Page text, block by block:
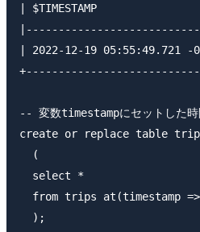
| $TIMESTAMP
| 2022-12-19 05:55:49.721 -
-- 変数timestampにセットした時
create or replace table
  (
  select *
from trips at(timestamp
  );